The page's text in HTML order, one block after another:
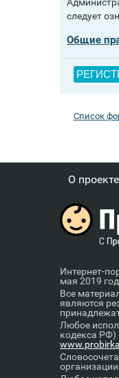
следует
Общие
Список
О проекте
Интернет-
мая 2019
Все
являются
Любое
кодекса РФ)